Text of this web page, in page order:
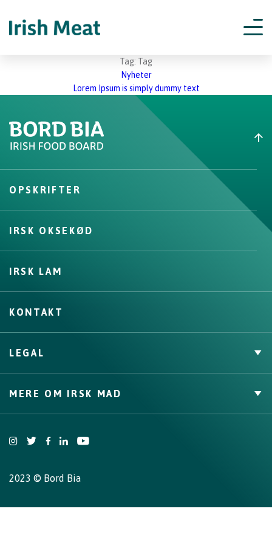
Varför välja Irland?
Tag: Tag
Categories
Nyheter
Lorem Ipsum is simply dummy text
OPSKRIFTER
IRSK OKSEKØD
IRSK LAM
KONTAKT
LEGAL
Privacy Policy
MERE OM IRSK MAD
Bord Bia Website
2023 © Bord Bia